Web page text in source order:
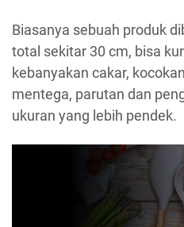
Biasanya sebuah produk
total sekitar 30 cm, bisa
kebanyakan cakar,
mentega, parutan dan
ukuran yang lebih pendek.